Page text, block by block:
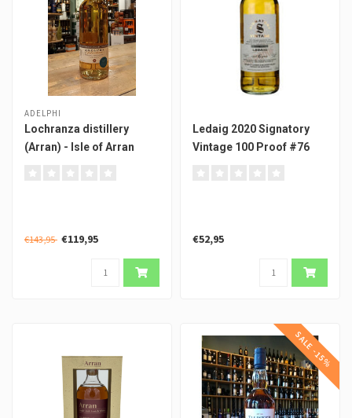
ADELPHI
Lochranza distillery
(Arran) - Isle of Arran
€143,95 €119,95
Ledaig 2020 Signatory
Vintage 100 Proof #76
€52,95
SALE -15%